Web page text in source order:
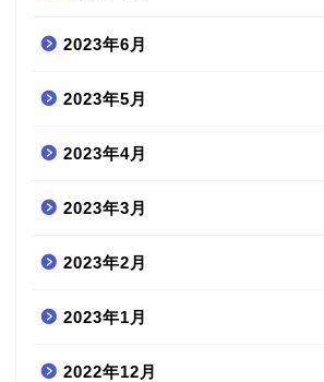
2023年6月
2023年5月
2023年4月
2023年3月
2023年2月
2023年1月
2022年12月